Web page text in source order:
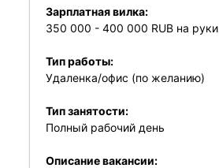
Зарплатная вилка:
350 000 - 400 000 RUB на руки
Тип работы:
Удаленка/офис (по желанию)
Тип занятости:
Полный рабочий день
Описание вакансии: